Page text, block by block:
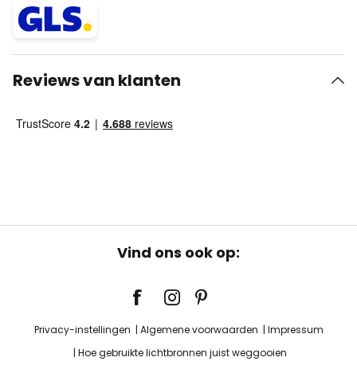
Reviews van klanten
Vind ons ook op:
Privacy-instellingen Algemene voorwaarden
Impressum
Hoe gebruikte lichtbronnen juist weggooien